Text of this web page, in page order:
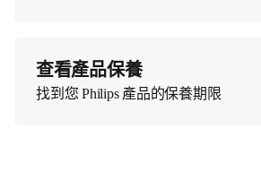
查看產品保養
找到您 Philips 產品的保養期限